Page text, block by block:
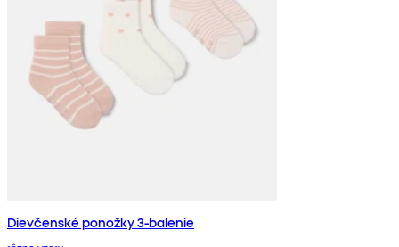
Dievčenské ponožky 3-balenie